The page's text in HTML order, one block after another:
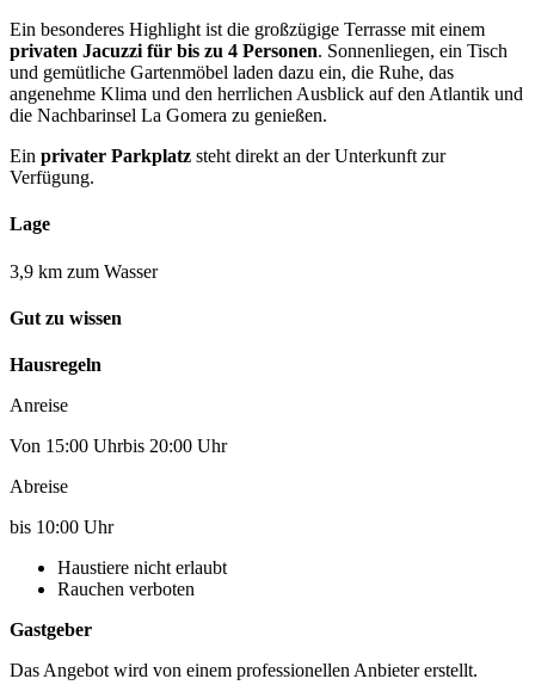
Ein besonderes Highlight ist die großzügige Terrasse mit einem
privaten Jacuzzi für bis zu 4 Personen. Sonnenliegen, ein Tisch
und gemütliche Gartenmöbel laden dazu ein, die Ruhe, das
angenehme Klima und den herrlichen Ausblick auf den Atlantik und
die Nachbarinsel La Gomera zu genießen.
Ein privater Parkplatz steht direkt an der Unterkunft zur
Verfügung.
Lage
3,9 km zum Wasser
Gut zu wissen
Hausregeln
Anreise
Von 15:00 Uhrbis 20:00 Uhr
Abreise
bis 10:00 Uhr
Haustiere nicht erlaubt
Rauchen verboten
Gastgeber
Das Angebot wird von einem professionellen Anbieter erstellt.